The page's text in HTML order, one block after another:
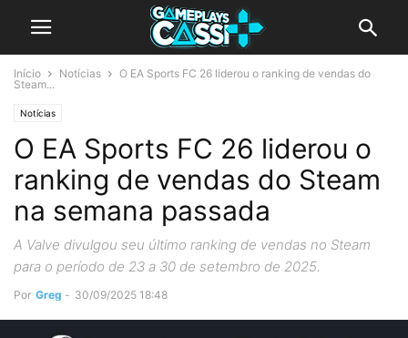
Início Notícias
O EA Sports FC 26 liderou o ranking de vendas do
Steam...
Notícias
O EA Sports FC 26 liderou o
ranking de vendas do Steam
na semana passada
A Valve divulgou seu último ranking de vendas no Steam
para o período de 23 a 30 de setembro de 2025.
Por Greg - 30/09/2025 18:48